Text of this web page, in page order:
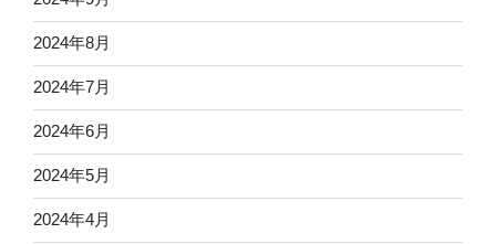
2024年8月
2024年7月
2024年6月
2024年5月
2024年4月